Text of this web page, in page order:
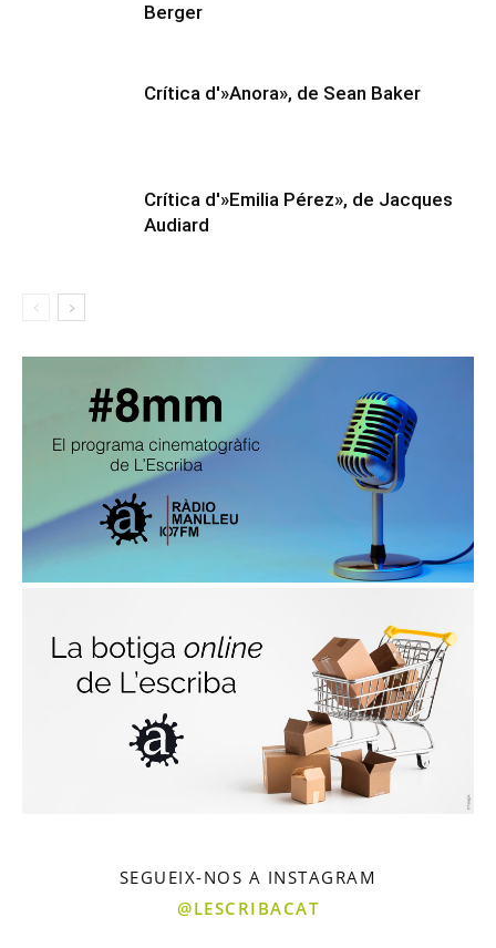
Berger
Crítica d'»Anora», de Sean Baker
Crítica d'»Emilia Pérez», de Jacques
Audiard
SEGUEIX-NOS A INSTAGRAM
@LESCRIBACAT